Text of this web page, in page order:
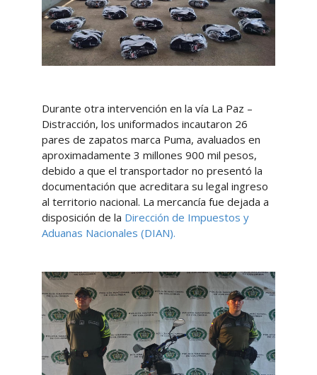
Durante otra intervención en la vía La Paz –
Distracción, los uniformados incautaron 26
pares de zapatos marca Puma, avaluados en
aproximadamente 3 millones 900 mil pesos,
debido a que el transportador no presentó la
documentación que acreditara su legal ingreso
al territorio nacional. La mercancía fue dejada a
disposición de la Dirección de Impuestos y
Aduanas Nacionales (DIAN).